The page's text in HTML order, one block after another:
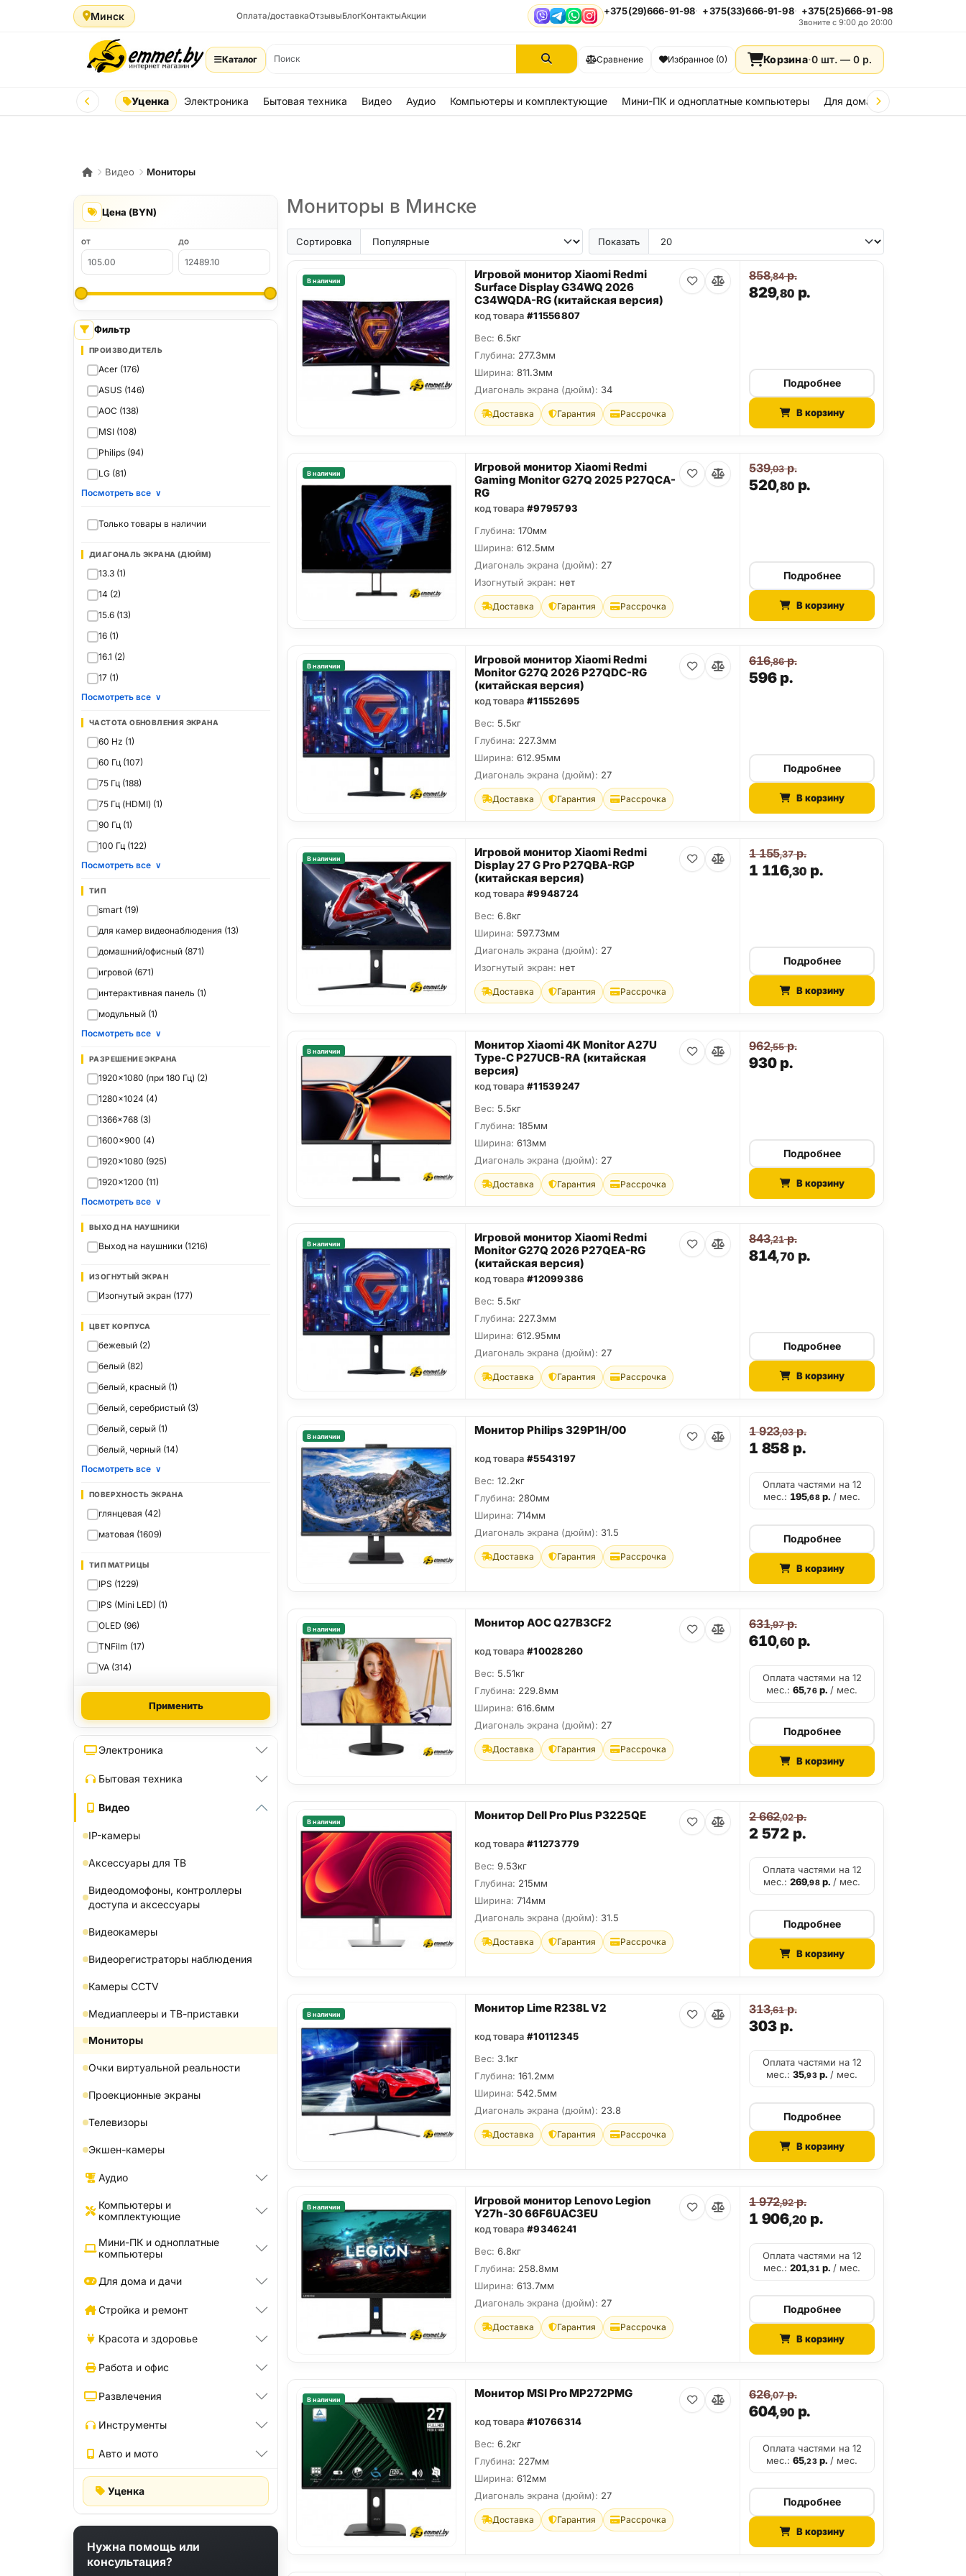
Минск Оплата/доставкаОтзывыБлогКонтактыАкции ViberTelegram
WhatsApp
Instagram
+375(29)666-91-98 +375(33)666-91-98 +375(25)666-91-98
Звоните с 9:00 до 20:00
Каталог Сравнение Избранное (0) Корзина·0 шт. — 0 р.
Уценка Электроника Бытовая техника Видео Аудио Компьютеры и комплектующие Мини-ПК и одноплатные компьютеры Для дома и дачи
Видео Мониторы
Цена (BYN)
ОТ ДО
Фильтр
ПРОИЗВОДИТЕЛЬ
Acer (176)
ASUS (146)
AOC (138)
MSI (108)
Philips (94)
LG (81)
Посмотреть все ∨
Только товары в наличии
ДИАГОНАЛЬ ЭКРАНА (ДЮЙМ)
13.3 (1)
14 (2)
15.6 (13)
16 (1)
16.1 (2)
17 (1)
Посмотреть все ∨
ЧАСТОТА ОБНОВЛЕНИЯ ЭКРАНА
60 Hz (1)
60 Гц (107)
75 Гц (188)
75 Гц (HDMI) (1)
90 Гц (1)
100 Гц (122)
Посмотреть все ∨
ТИП
smart (19)
для камер видеонаблюдения (13)
домашний/офисный (871)
игровой (671)
интерактивная панель (1)
модульный (1)
Посмотреть все ∨
РАЗРЕШЕНИЕ ЭКРАНА
1920x1080 (при 180 Гц) (2)
1280x1024 (4)
1366x768 (3)
1600x900 (4)
1920x1080 (925)
1920x1200 (11)
Посмотреть все ∨
ВЫХОД НА НАУШНИКИ
Выход на наушники (1216)
ИЗОГНУТЫЙ ЭКРАН
Изогнутый экран (177)
ЦВЕТ КОРПУСА
бежевый (2)
белый (82)
белый, красный (1)
белый, серебристый (3)
белый, серый (1)
белый, черный (14)
Посмотреть все ∨
ПОВЕРХНОСТЬ ЭКРАНА
глянцевая (42)
матовая (1609)
ТИП МАТРИЦЫ
IPS (1229)
IPS (Mini LED) (1)
OLED (96)
TNFilm (17)
VA (314)
Применить
Электроника
Бытовая техника
Видео
IP-камеры
Аксессуары для ТВ
Видеодомофоны, контроллеры
доступа и аксессуары
Видеокамеры
Видеорегистраторы наблюдения
Камеры CCTV
Медиаплееры и ТВ-приставки
Мониторы
Очки виртуальной реальности
Проекционные экраны
Телевизоры
Экшен-камеры
Аудио
Компьютеры и
комплектующие
Мини-ПК и одноплатные
компьютеры
Для дома и дачи
Стройка и ремонт
Красота и здоровье
Работа и офис
Развлечения
Инструменты
Авто и мото
Уценка
Нужна помощь или
консультация?
Мониторы в Минске
Сортировка Показать
В наличии
Игровой монитор Xiaomi Redmi
Surface Display G34WQ 2026
C34WQDA-RG (китайская версия)
код товара #11556807
Вес: 6.5кг
Глубина: 277.3мм
Ширина: 811.3мм
Диагональ экрана (дюйм): 34
Доставка Гарантия Рассрочка
829,80р.
858,84р.
Подробнее
В корзину
В наличии
Игровой монитор Xiaomi Redmi
Gaming Monitor G27Q 2025 P27QCA-
RG
код товара #9795793
Глубина: 170мм
Ширина: 612.5мм
Диагональ экрана (дюйм): 27
Изогнутый экран: нет
Доставка Гарантия Рассрочка
520,80р.
539,03р.
Подробнее
В корзину
В наличии
Игровой монитор Xiaomi Redmi
Monitor G27Q 2026 P27QDC-RG
(китайская версия)
код товара #11552695
Вес: 5.5кг
Глубина: 227.3мм
Ширина: 612.95мм
Диагональ экрана (дюйм): 27
Доставка Гарантия Рассрочка
596р.
616,86р.
Подробнее
В корзину
В наличии
Игровой монитор Xiaomi Redmi
Display 27 G Pro P27QBA-RGP
(китайская версия)
код товара #9948724
Вес: 6.8кг
Ширина: 597.73мм
Диагональ экрана (дюйм): 27
Изогнутый экран: нет
Доставка Гарантия Рассрочка
1 116,30 р.
1 155,37р.
Подробнее
В корзину
В наличии
Монитор Xiaomi 4K Monitor A27U
Type-C P27UCB-RA (китайская
версия)
код товара #11539247
Вес: 5.5кг
Глубина: 185мм
Ширина: 613мм
Диагональ экрана (дюйм): 27
Доставка Гарантия Рассрочка
930р.
962,55р.
Подробнее
В корзину
В наличии
Игровой монитор Xiaomi Redmi
Monitor G27Q 2026 P27QEA-RG
(китайская версия)
код товара #12099386
Вес: 5.5кг
Глубина: 227.3мм
Ширина: 612.95мм
Диагональ экрана (дюйм): 27
Доставка Гарантия Рассрочка
814,70р.
843,21р.
Подробнее
В корзину
В наличии Монитор Philips 329P1H/00
код товара #5543197
Вес: 12.2кг
Глубина: 280мм
Ширина: 714мм
Диагональ экрана (дюйм): 31.5
Доставка Гарантия Рассрочка
1 858 р.
1 923,03р.
Оплата частями на 12
мес.: 195,68р./ мес.
Подробнее
В корзину
В наличии Монитор AOC Q27B3CF2
код товара #10028260
Вес: 5.51кг
Глубина: 229.8мм
Ширина: 616.6мм
Диагональ экрана (дюйм): 27
Доставка Гарантия Рассрочка
610,60р.
631,97р.
Оплата частями на 12
мес.:65,76р./ мес.
Подробнее
В корзину
В наличии Монитор Dell Pro Plus P3225QE
код товара #11273779
Вес: 9.53кг
Глубина: 215мм
Ширина: 714мм
Диагональ экрана (дюйм): 31.5
Доставка Гарантия Рассрочка
2 572 р.
2 662,02р.
Оплата частями на 12
мес.:269,98р./ мес.
Подробнее
В корзину
В наличии Монитор Lime R238L V2
код товара #10112345
Вес: 3.1кг
Глубина: 161.2мм
Ширина: 542.5мм
Диагональ экрана (дюйм): 23.8
Доставка Гарантия Рассрочка
303р.
313,61р.
Оплата частями на 12
мес.:35,93р./ мес.
Подробнее
В корзину
В наличии
Игровой монитор Lenovo Legion
Y27h-30 66F6UAC3EU
код товара #9346241
Вес: 6.8кг
Глубина: 258.8мм
Ширина: 613.7мм
Диагональ экрана (дюйм): 27
Доставка Гарантия Рассрочка
1 906,20 р.
1 972,92р.
Оплата частями на 12
мес.:201,31 р./ мес.
Подробнее
В корзину
В наличии Монитор MSI Pro MP272PMG
код товара #10766314
Вес: 6.2кг
Глубина: 227мм
Ширина: 612мм
Диагональ экрана (дюйм): 27
Доставка Гарантия Рассрочка
604,90р.
626,07р.
Оплата частями на 12
мес.:65,23р./ мес.
Подробнее
В корзину